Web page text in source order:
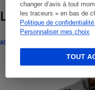
changer d’avis à tout
les traceurs » en bas de
Politique de
Personnaliser mes choix
TOUT
Lire aussi
ACTUALITÉ